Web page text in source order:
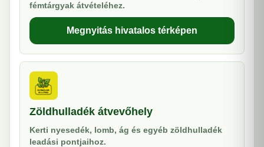
fémtárgyak átvételéhez.
Megnyitás hivatalos térképen
Zöldhulladék átvevőhely
Kerti nyesedék, lomb, ág és egyéb zöldhulladék
leadási pontjaihoz.